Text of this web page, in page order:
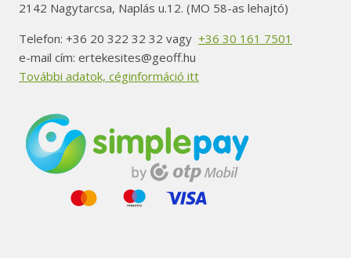
2142 Nagytarcsa, Naplás u.12. (MO 58-as lehajtó)
Telefon: +36 20 322 32 32 vagy +36 30 161 7501
e-mail cím: ertekesites@geoff.hu
További adatok, céginformáció itt